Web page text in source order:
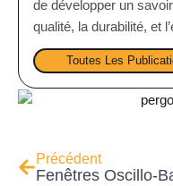
de développer un
qualité, la durabilité, et
Toutes Les
Précédent